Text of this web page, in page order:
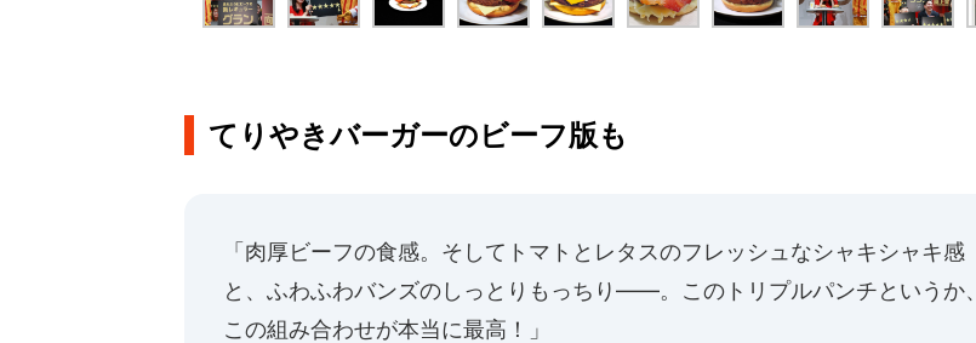
てりやきバーガーのビーフ版も
「肉厚ビーフの食感。そしてトマトとレタスのフレッシュなシャキシャキ感
と、ふわふわバンズのしっとりもっちり――。このトリプルパンチというか、
この組み合わせが本当に最高！」